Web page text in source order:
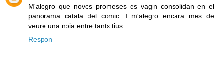
M'alegro que noves promeses es vagin consolidan en el
panorama català del còmic. I m'alegro encara més de
veure una noia entre tants tius.
Respon